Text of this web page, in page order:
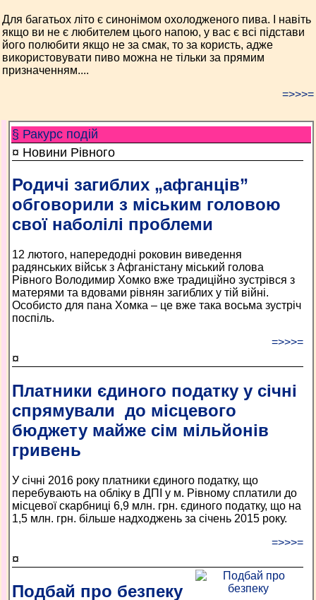
Для багатьох літо є синонімом охолодженого пива. І навіть
якщо ви не є любителем цього напою, у вас є всі підстави
його полюбити якщо не за смак, то за користь, адже
використовувати пиво можна не тільки за прямим
призначенням....
=>>>=
§ Ракурс подій
¤ Новини Рівного
Родичі загиблих „афганців”
обговорили з міським головою
свої наболілі проблеми
12 лютого, напередодні роковин виведення
радянських військ з Афганістану міський голова
Рівного Володимир Хомко вже традиційно зустрівся з
матерями та вдовами рівнян загиблих у тій війні.
Особисто для пана Хомка – це вже така восьма зустріч
поспіль.
=>>>=
¤
Платники єдиного податку у січні
спрямували до місцевого
бюджету майже сім мільйонів
гривень
У січні 2016 року платники єдиного податку, що
перебувають на обліку в ДПІ у м. Рівному сплатили до
місцевої скарбниці 6,9 млн. грн. єдиного податку, що на
1,5 млн. грн. більше надходжень за січень 2015 року.
=>>>=
¤
Подбай про безпеку